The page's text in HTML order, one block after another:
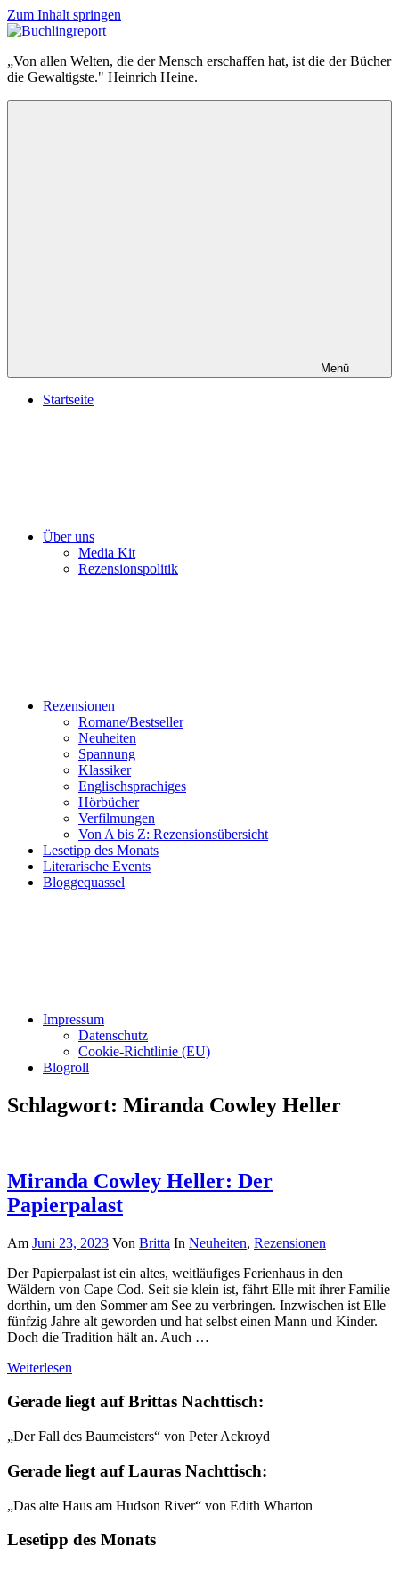
Zum Inhalt springen
Buchlingreport
„Von allen Welten, die der Mensch erschaffen hat, ist die der Bücher
die Gewaltigste." Heinrich Heine.
Menü
Startseite
Über uns
Media Kit
Rezensionspolitik
Rezensionen
Romane/Bestseller
Neuheiten
Spannung
Klassiker
Englischsprachiges
Hörbücher
Verfilmungen
Von A bis Z: Rezensionsübersicht
Lesetipp des Monats
Literarische Events
Bloggequassel
Impressum
Datenschutz
Cookie-Richtlinie (EU)
Blogroll
Schlagwort: Miranda Cowley Heller
Miranda Cowley Heller: Der
Papierpalast
Am Juni 23, 2023 Von Britta In Neuheiten, Rezensionen
Der Papierpalast ist ein altes, weitläufiges Ferienhaus in den
Wäldern von Cape Cod. Seit sie klein ist, fährt Elle mit ihrer Familie
dorthin, um den Sommer am See zu verbringen. Inzwischen ist Elle
fünfzig Jahre alt geworden und hat selbst einen Mann und Kinder.
Doch die Tradition hält an. Auch …
Weiterlesen
Gerade liegt auf Brittas Nachttisch:
„Der Fall des Baumeisters“ von Peter Ackroyd
Gerade liegt auf Lauras Nachttisch:
„Das alte Haus am Hudson River“ von Edith Wharton
Lesetipp des Monats